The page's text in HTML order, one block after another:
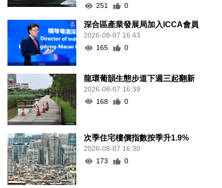
251
0
深合區產業發展局加入ICCA會員
2026-08-07 16:43
165
0
龍環葡韻生態步道下週三起翻新
2026-08-07 16:39
168
0
次季住宅樓價指數按季升1.9%
2026-08-07 16:30
173
0